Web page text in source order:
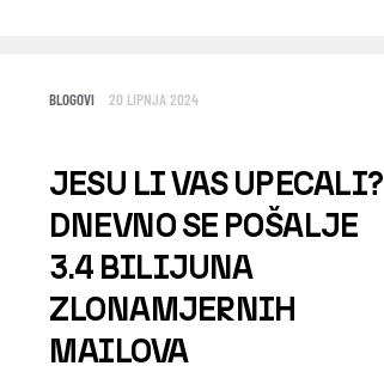
BLOGOVI20 LIPNJA 2024
JESU LI VAS UPECALI?
DNEVNO SE POŠALJE
3.4 BILIJUNA
ZLONAMJERNIH
MAILOVA